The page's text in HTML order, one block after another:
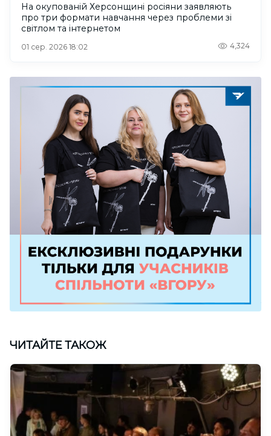
На окупованій Херсонщині росіяни заявляють
про три формати навчання через проблеми зі
світлом та інтернетом
01 сер. 2026 18:02 4,324
ЧИТАЙТЕ ТАКОЖ